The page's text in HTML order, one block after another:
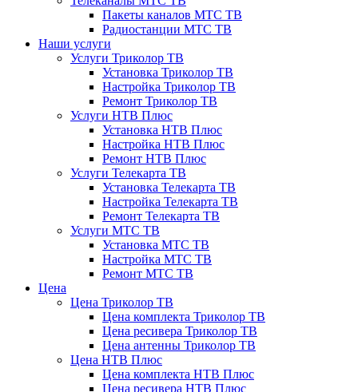
Пакеты каналов МТС ТВ
Радиостанции МТС ТВ
Наши услуги
Услуги Триколор ТВ
Установка Триколор ТВ
Настройка Триколор ТВ
Ремонт Триколор ТВ
Услуги НТВ Плюс
Установка НТВ Плюс
Настройка НТВ Плюс
Ремонт НТВ Плюс
Услуги Телекарта ТВ
Установка Телекарта ТВ
Настройка Телекарта ТВ
Ремонт Телекарта ТВ
Услуги МТС ТВ
Установка МТС ТВ
Настройка МТС ТВ
Ремонт МТС ТВ
Цена
Цена Триколор ТВ
Цена комплекта Триколор ТВ
Цена ресивера Триколор ТВ
Цена антенны Триколор ТВ
Цена НТВ Плюс
Цена комплекта НТВ Плюс
Цена ресивера НТВ Плюс